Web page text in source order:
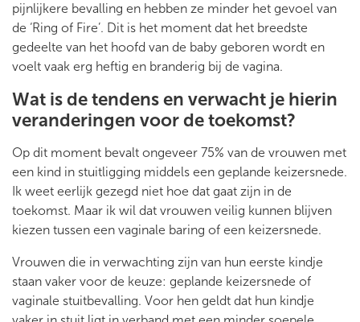
pijnlijkere bevalling en hebben ze minder het gevoel van
de ‘Ring of Fire’. Dit is het moment dat het breedste
gedeelte van het hoofd van de baby geboren wordt en
voelt vaak erg heftig en branderig bij de vagina.
Wat is de tendens en verwacht je hierin
veranderingen voor de toekomst?
Op dit moment bevalt ongeveer 75% van de vrouwen met
een kind in stuitligging middels een geplande keizersnede.
Ik weet eerlijk gezegd niet hoe dat gaat zijn in de
toekomst. Maar ik wil dat vrouwen veilig kunnen blijven
kiezen tussen een vaginale baring of een keizersnede.
Vrouwen die in verwachting zijn van hun eerste kindje
staan vaker voor de keuze: geplande keizersnede of
vaginale stuitbevalling. Voor hen geldt dat hun kindje